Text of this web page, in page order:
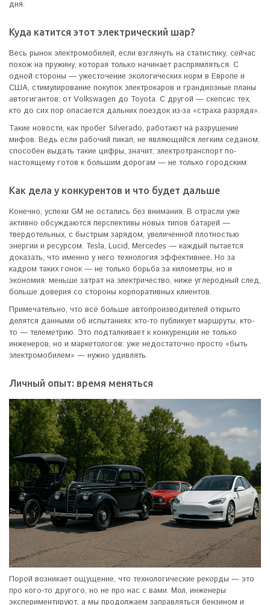
дня.
Куда катится этот электрический шар?
Весь рынок электромобилей, если взглянуть на статистику, сейчас
похож на пружину, которая только начинает распрямляться. С
одной стороны — ужесточение экологических норм в Европе и
США, стимулирование покупок электрокаров и грандиозные планы
автогигантов: от Volkswagen до Toyota. С другой — скепсис тех,
кто до сих пор опасается дальних поездок из-за «страха разряда».
Такие новости, как пробег Silverado, работают на разрушение
мифов. Ведь если рабочий пикап, не являющийся легким седаном,
способен выдать такие цифры, значит, электротранспорт по-
настоящему готов к большим дорогам — не только городским.
Как дела у конкурентов и что будет дальше
Конечно, успехи GM не остались без внимания. В отрасли уже
активно обсуждаются перспективы новых типов батарей —
твердотельных, с быстрым зарядом, увеличенной плотностью
энергии и ресурсом. Tesla, Lucid, Mercedes — каждый пытается
доказать, что именно у него технология эффективнее. Но за
кадром таких гонок — не только борьба за километры, но и
экономия: меньше затрат на электричество, ниже углеродный след,
больше доверия со стороны корпоративных клиентов.
Примечательно, что всё больше автопроизводителей открыто
делятся данными об испытаниях: кто-то публикует маршруты, кто-
то — телеметрию. Это подталкивает к конкуренции не только
инженеров, но и маркетологов: уже недостаточно просто «быть
электромобилем» — нужно удивлять.
Личный опыт: время меняться
Порой возникает ощущение, что технологические рекорды — это
про кого-то другого, но не про нас с вами. Мол, инженеры
экспериментируют, а мы продолжаем заправляться бензином и